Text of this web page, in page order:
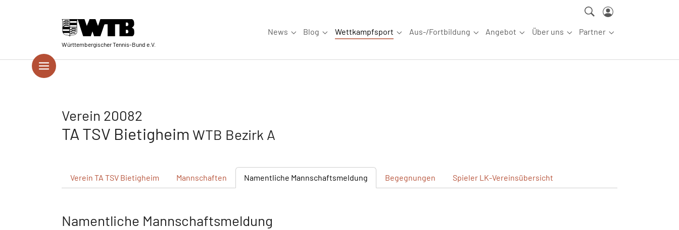
Württembergischer Tennis-Bund e.V.
News
Submenu for "News"
Blog
Submenu for "Blog"
Wettkampfsport
Submenu for "Wettkampfsport"
Aus-/Fortbildung
Submenu for "Aus-/Fortbildung"
Angebot
Submenu for "Angebot"
Über uns
Submenu for "Über uns"
Partner
Submenu for
Verein 20082
TA TSV Bietigheim WTB Bezirk A
Verein TA TSV Bietigheim Mannschaften Namentliche Mannschaftsmeldung Begegnungen Spieler LK-Vereinsübersicht
Namentliche Mannschaftsmeldung